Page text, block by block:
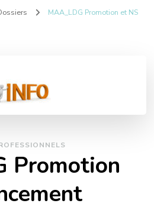
MAA_LDG Promotion et NS
Promotion